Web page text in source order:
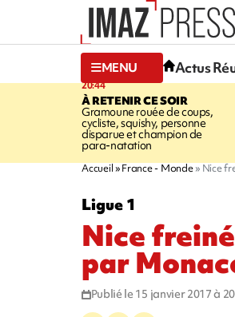
MENU Actus
20:44
À RETENIR CE SOIR
Gramoune rouée de coups,
cycliste, squishy, personne
disparue et champion de
para-natation
Accueil France - Monde Nice
Ligue 1
Nice
par
Publié le 15 janvier 2017 à